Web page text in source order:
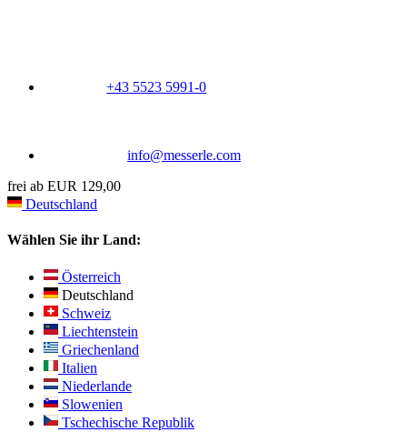
+43 5523 5991-0
info@messerle.com
frei ab EUR 129,00
Deutschland
Wählen Sie ihr Land:
Österreich
Deutschland
Schweiz
Liechtenstein
Griechenland
Italien
Niederlande
Slowenien
Tschechische Republik